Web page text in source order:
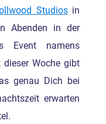
Studiosin
Abenden in der
Event namens
dieser Woche gibt
genau Dich bei
erwarten